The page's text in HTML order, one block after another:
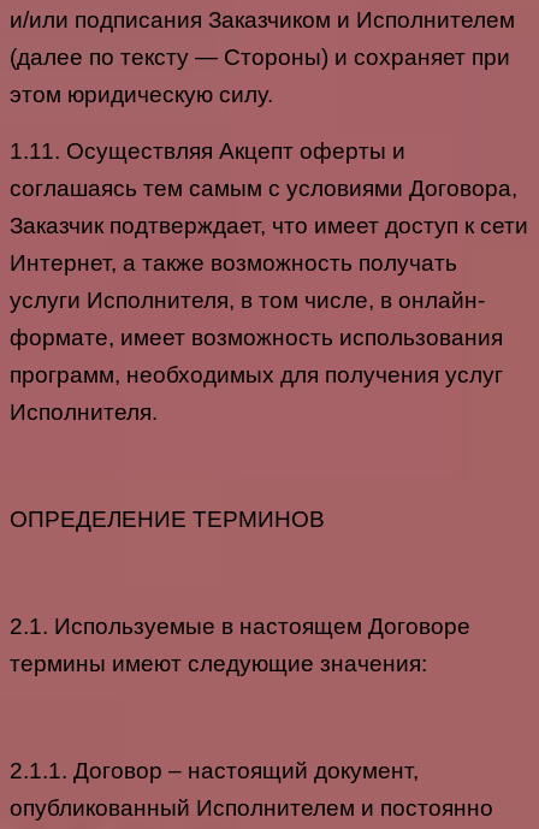
и/или подписания Заказчиком и Исполнителем
(далее по тексту — Стороны) и сохраняет при
этом юридическую силу.
1.11. Осуществляя Акцепт оферты и
соглашаясь тем самым с условиями Договора,
Заказчик подтверждает, что имеет доступ к сети
Интернет, а также возможность получать
услуги Исполнителя, в том числе, в онлайн-
формате, имеет возможность использования
программ, необходимых для получения услуг
Исполнителя.
ОПРЕДЕЛЕНИЕ ТЕРМИНОВ
2.1. Используемые в настоящем Договоре
термины имеют следующие значения:
2.1.1. Договор – настоящий документ,
опубликованный Исполнителем и постоянно